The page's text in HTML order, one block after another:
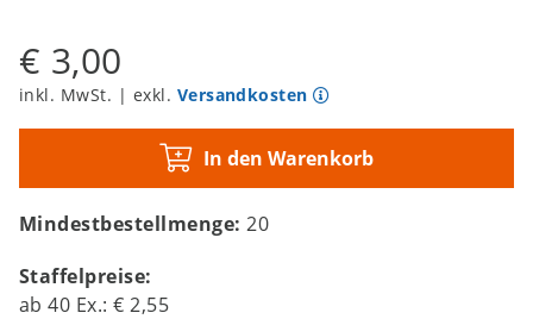
€ 3,00
inkl. MwSt. | exkl. Versandkosten
In den Warenkorb
Mindestbestellmenge:20
Staffelpreise:
ab40 Ex.:€ 2,55